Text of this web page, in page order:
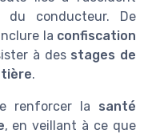
conducteur. De
la confiscation
à des stages de
.
renforcer la santé
, en veillant à ce que